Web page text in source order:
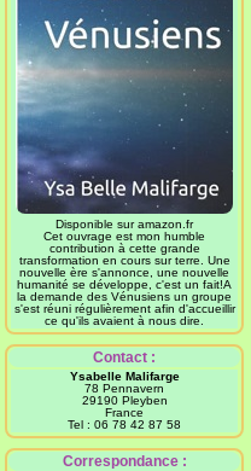
Disponible sur amazon.fr
Cet ouvrage est mon humble
contribution à cette grande
transformation en cours sur terre. Une
nouvelle ère s'annonce, une nouvelle
humanité se développe, c'est un fait!A
la demande des Vénusiens un groupe
s'est réuni régulièrement afin d'accueillir
ce qu'ils avaient à nous dire.
Contact :
Ysabelle Malifarge
78 Pennavern
29190 Pleyben
France
Tel : 06 78 42 87 58
Correspondance :